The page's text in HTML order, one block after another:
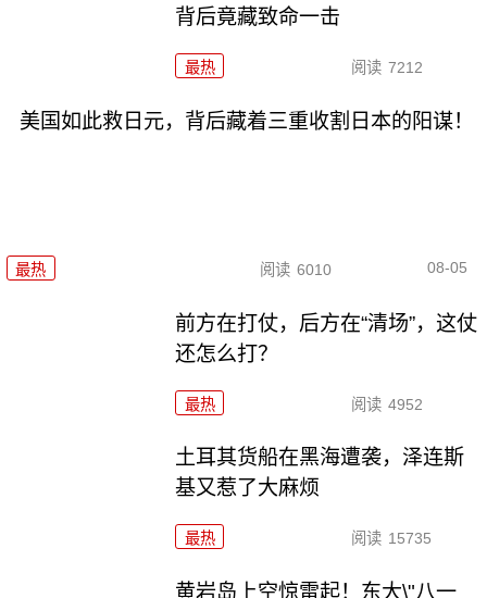
背后竟藏致命一击
最热 阅读 7212
美国如此救日元，背后藏着三重收割日本的阳谋！
最热 阅读 6010 08-05
前方在打仗，后方在“清场”，这仗
还怎么打？
最热 阅读 4952
土耳其货船在黑海遭袭，泽连斯
基又惹了大麻烦
最热 阅读 15735
黄岩岛上空惊雷起！东大\"八一